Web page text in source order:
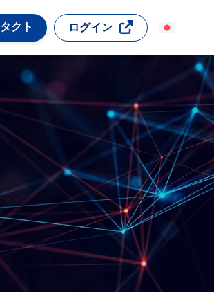
クト ログイン